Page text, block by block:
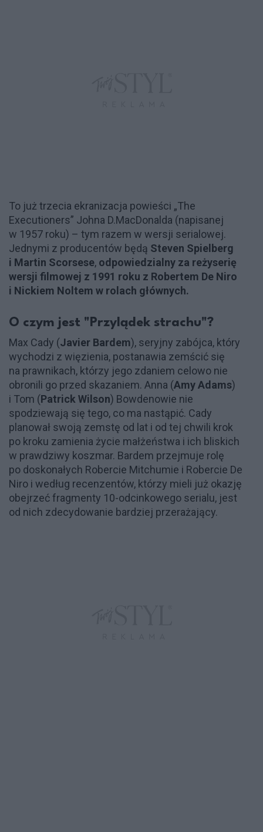
To już trzecia ekranizacja powieści „The
Executioners” Johna D.MacDonalda (napisanej
w 1957 roku) – tym razem w wersji serialowej.
Jednymi z producentów będą Steven Spielberg
i Martin Scorsese, odpowiedzialny za reżyserię
wersji filmowej z 1991 roku z Robertem De Niro
i Nickiem Noltem w rolach głównych.
O czym jest "Przylądek strachu"?
Max Cady (Javier Bardem), seryjny zabójca, który
wychodzi z więzienia, postanawia zemścić się
na prawnikach, którzy jego zdaniem celowo nie
obronili go przed skazaniem. Anna (Amy Adams)
i Tom (Patrick Wilson) Bowdenowie nie
spodziewają się tego, co ma nastąpić. Cady
planował swoją zemstę od lat i od tej chwili krok
po kroku zamienia życie małżeństwa i ich bliskich
w prawdziwy koszmar. Bardem przejmuje rolę
po doskonałych Robercie Mitchumie i Robercie De
Niro i według recenzentów, którzy mieli już okazję
obejrzeć fragmenty 10-odcinkowego serialu, jest
od nich zdecydowanie bardziej przerażający.